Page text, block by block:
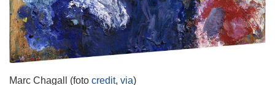
Marc Chagall (foto credit, via)